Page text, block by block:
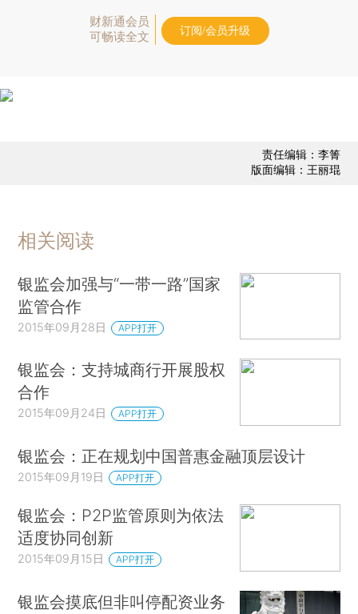
财新通会员
可畅读全文
订阅/会员升级
责任编辑：李箐
版面编辑：王丽琨
相关阅读
银监会加强与“一带一路”国家
监管合作
2015年09月28日 APP打开
银监会：支持城商行开展股权
合作
2015年09月24日 APP打开
银监会：正在规划中国普惠金融顶层设计
2015年09月19日 APP打开
银监会：P2P监管原则为依法
适度协同创新
2015年09月15日 APP打开
银监会摸底但非叫停配资业务